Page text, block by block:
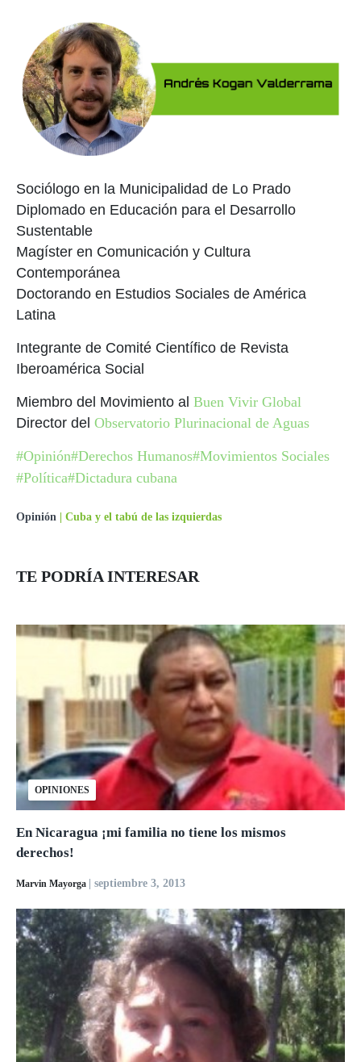
Sociólogo en la Municipalidad de Lo Prado
Diplomado en Educación para el Desarrollo
Sustentable
Magíster en Comunicación y Cultura
Contemporánea
Doctorando en Estudios Sociales de América
Latina
Integrante de Comité Científico de Revista
Iberoamérica Social
Miembro del Movimiento al Buen Vivir Global
Director del Observatorio Plurinacional de Aguas
#Opinión#Derechos Humanos#Movimientos Sociales
#Política#Dictadura cubana
Opinión Cuba y el tabú de las izquierdas
TE PODRÍA INTERESAR
OPINIONES
En Nicaragua ¡mi familia no tiene los mismos
derechos!
Marvin Mayorga | septiembre 3, 2013